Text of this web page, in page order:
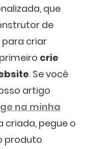
que
de
criar
crie
. Se você
artigo
na minha
criada, pegue o
produto